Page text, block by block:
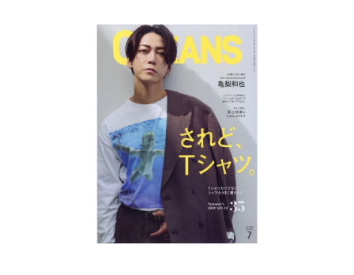
スター
スカルプリッチナイト
ヘアトリートメント
やわらかヘッドスパブ
やわらぐクッションブ